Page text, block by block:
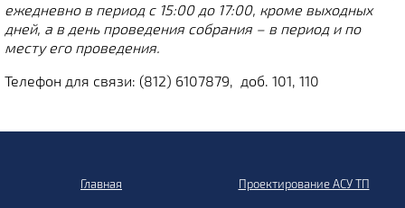
ежедневно в период с 15:00 до 17:00, кроме выходных
дней, а в день проведения собрания – в период и по
месту его проведения.
Телефон для связи: (812) 6107879, доб. 101, 110
Главная Проектирование АСУ ТП